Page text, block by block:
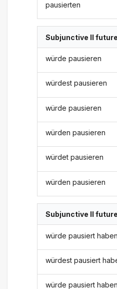
pausierten
Subjunctive II
würde pausieren
würdest pausieren
würde pausieren
würden pausieren
würdet pausieren
würden pausieren
Subjunctive II
würde pausiert haben
würdest pausiert
würde pausiert haben